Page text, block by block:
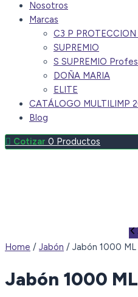
Nosotros
Marcas
C3 P
SUPREMIO
S SUPREMIO
DOÑA MARIA
ELITE
CATÁLOGO MULTILIMP
Blog
0 Productos
Home / Jabón / Jabón 1000
Jabón 1000